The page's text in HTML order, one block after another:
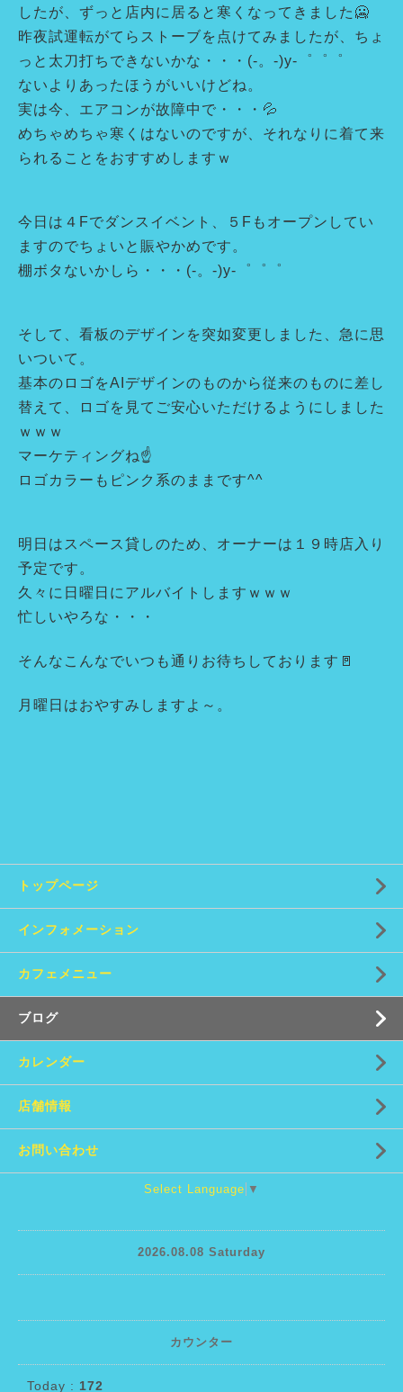
したが、ずっと店内に居ると寒くなってきました🥶
昨夜試運転がてらストーブを点けてみましたが、ちょ
っと太刀打ちできないかな・・・(-。-)y-゜゜゜
ないよりあったほうがいいけどね。
実は今、エアコンが故障中で・・・💦
めちゃめちゃ寒くはないのですが、それなりに着て来
られることをおすすめしますｗ
今日は４Fでダンスイベント、５Fもオープンしてい
ますのでちょいと賑やかめです。
棚ボタないかしら・・・(-。-)y-゜゜゜
そして、看板のデザインを突如変更しました、急に思
いついて。
基本のロゴをAIデザインのものから従来のものに差し
替えて、ロゴを見てご安心いただけるようにしました
ｗｗｗ
マーケティングね☝
ロゴカラーもピンク系のままです^^
明日はスペース貸しのため、オーナーは１９時店入り
予定です。
久々に日曜日にアルバイトしますｗｗｗ
忙しいやろな・・・
そんなこんなでいつも通りお待ちしております🚪
月曜日はおやすみしますよ～。
トップページ
インフォメーション
カフェメニュー
ブログ
カレンダー
店舗情報
お問い合わせ
Select Language ▼
2026.08.08 Saturday
カウンター
Today : 172